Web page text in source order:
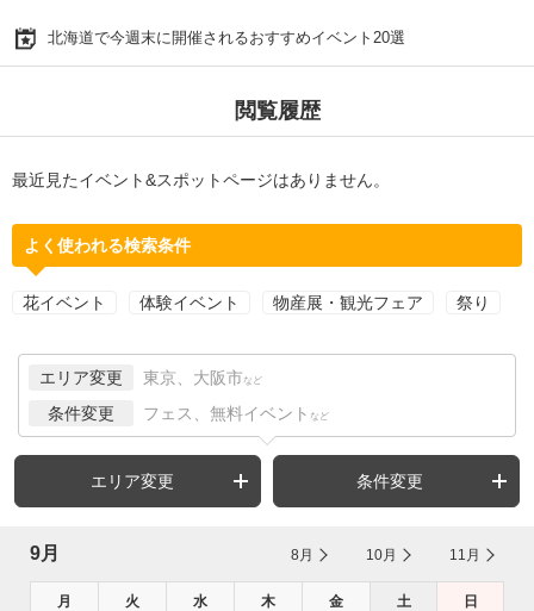
北海道で今週末に開催されるおすすめイベント20選
閲覧履歴
最近見たイベント&スポットページはありません。
よく使われる検索条件
花イベント 体験イベント 物産展・観光フェア 祭り
エリア変更 東京、大阪市 など
条件変更 フェス、無料イベント など
エリア変更 条件変更
9月 8月 10月 11月
月 火 水 木 金 土 日